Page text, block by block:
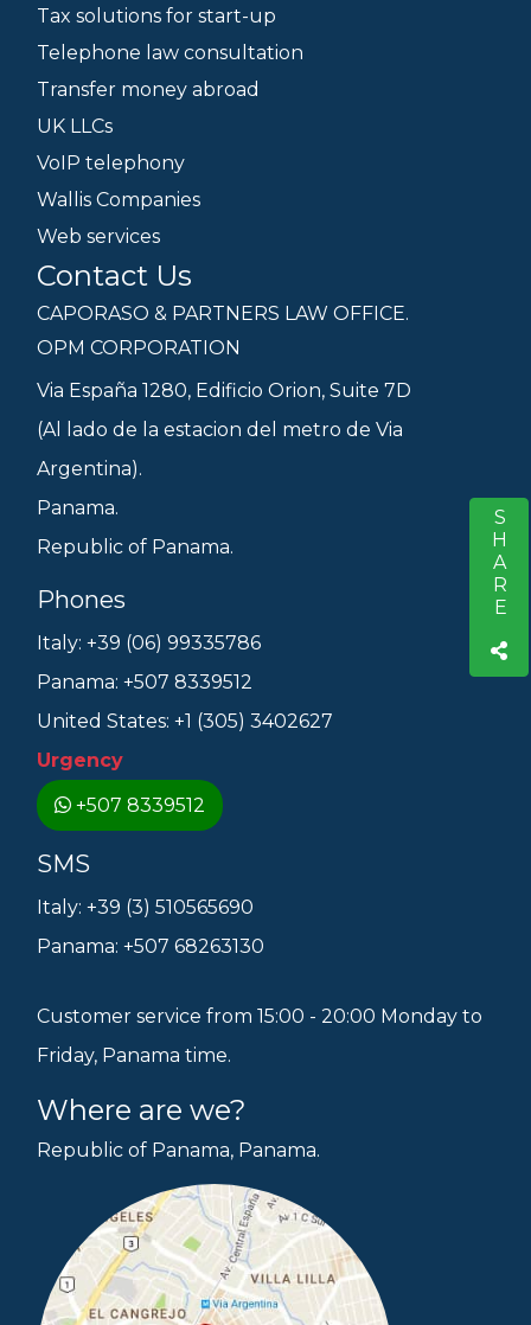
SHARE
Tax solutions for start-up
Telephone law consultation
Transfer money abroad
UK LLCs
VoIP telephony
Wallis Companies
Web services
Contact Us
CAPORASO & PARTNERS LAW OFFICE.
OPM CORPORATION
Via España 1280, Edificio Orion, Suite 7D
(Al lado de la estacion del metro de Via
Argentina).
Panama.
Republic of Panama.
Phones
Italy: +39 (06) 99335786
Panama: +507 8339512
United States: +1 (305) 3402627
Urgency
+507 8339512
SMS
Italy: +39 (3) 510565690
Panama: +507 68263130
Customer service from 15:00 - 20:00 Monday to
Friday, Panama time.
Where are we?
Republic of Panama, Panama.